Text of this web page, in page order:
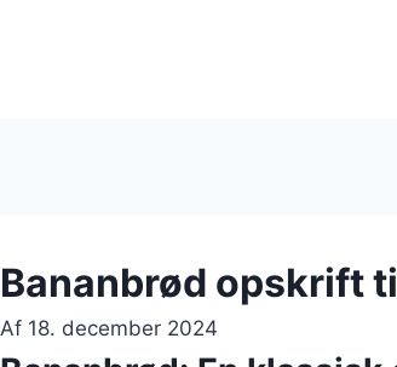
Bananbrød opskrift
Af 18. december 2024